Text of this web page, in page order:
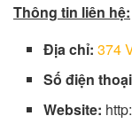
Thông tin liên hệ:
Địa chỉ:374
Số điện
Website: